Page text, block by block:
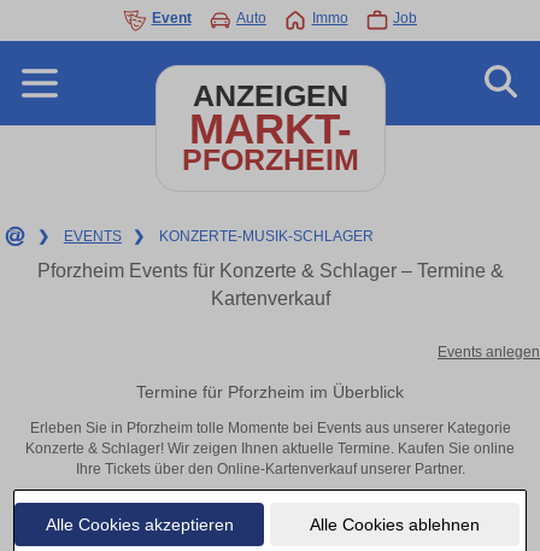
Alle Cookies akzeptieren Alle Cookies ablehnen
Event Auto Immo Job
ANZEIGEN
MARKT-
PFORZHEIM
❯ EVENTS ❯ KONZERTE-MUSIK-SCHLAGER
Pforzheim Events für Konzerte & Schlager – Termine &
Kartenverkauf
Events anlegen
Termine für Pforzheim im Überblick
Erleben Sie in Pforzheim tolle Momente bei Events aus unserer Kategorie
Konzerte & Schlager! Wir zeigen Ihnen aktuelle Termine. Kaufen Sie online
Ihre Tickets über den Online-Kartenverkauf unserer Partner.